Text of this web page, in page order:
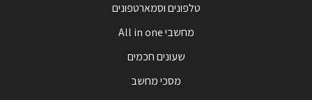
טלפונים וסמארטפונים
מחשבי All in one
שעונים חכמים
מסכי מחשב